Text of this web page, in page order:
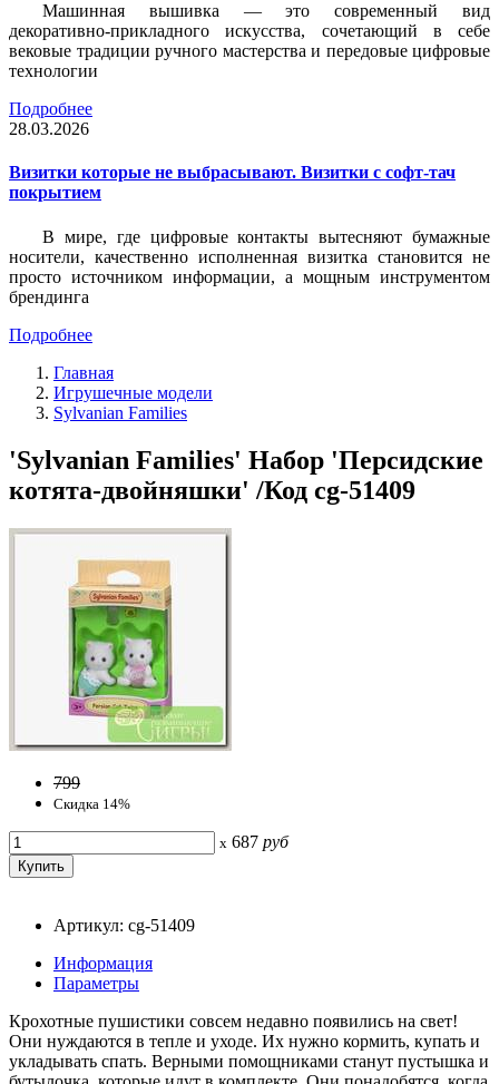
Машинная вышивка — это современный вид
декоративно-прикладного искусства, сочетающий в себе
вековые традиции ручного мастерства и передовые цифровые
технологии
Подробнее
28.03.2026
Визитки которые не выбрасывают. Визитки с софт-тач
покрытием
В мире, где цифровые контакты вытесняют бумажные
носители, качественно исполненная визитка становится не
просто источником информации, а мощным инструментом
брендинга
Подробнее
Главная
Игрушечные модели
Sylvanian Families
'Sylvanian Families' Набор 'Персидские
котята-двойняшки' /Код cg-51409
799
Скидка 14%
x 687 руб
Артикул: cg-51409
Информация
Параметры
Крохотные пушистики совсем недавно появились на свет!
Они нуждаются в тепле и уходе. Их нужно кормить, купать и
укладывать спать. Верными помощниками станут пустышка и